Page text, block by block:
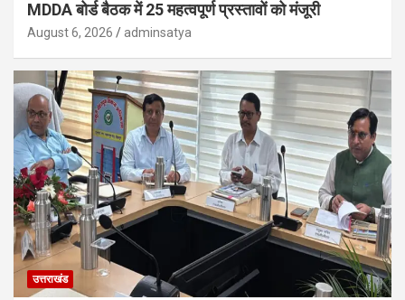
MDDA बोर्ड बैठक में 25 महत्वपूर्ण प्रस्तावों को मंजूरी
August 6, 2026 adminsatya
उत्तराखंड